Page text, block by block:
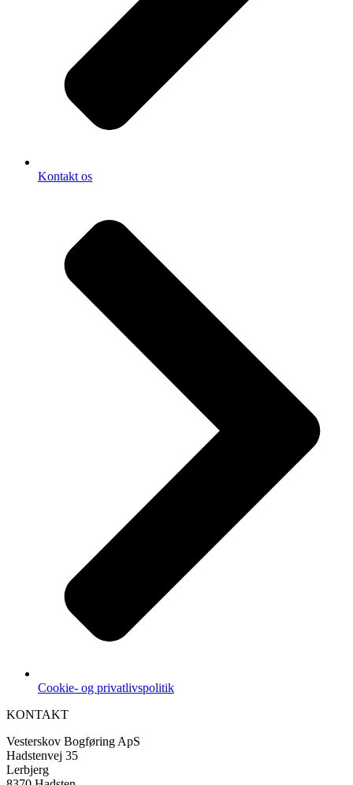
Kontakt os
Cookie- og privatlivspolitik
KONTAKT
Vesterskov Bogføring ApS
Hadstenvej 35
Lerbjerg